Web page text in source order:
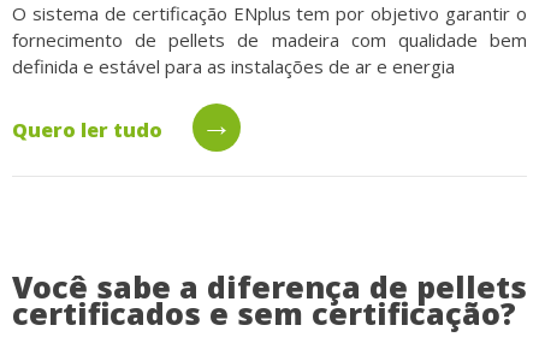
O sistema de certificação ENplus tem por objetivo garantir o
fornecimento de pellets de madeira com qualidade bem
definida e estável para as instalações de ar e energia
Quero ler tudo →
Você sabe a diferença de pellets
certificados e sem certificação?